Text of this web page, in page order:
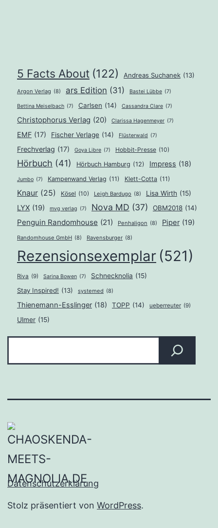
5 Facts About (122) Andreas Suchanek (13)
Argon Verlag (8) ars Edition (31) Bastei Lübbe (7)
Bettina Meiselbach (7) Carlsen (14) Cassandra Clare (7)
Christophorus Verlag (20) Clarissa Hagenmeyer (7)
EMF (17) Fischer Verlage (14) Flüsterwald (7)
Frechverlag (17) Goya Libre (7) Hobbit-Presse (10)
Hörbuch (41) Hörbuch Hamburg (12) Impress (18)
Jumbo (7) Kampenwand Verlag (11) Klett-Cotta (11)
Knaur (25) Kösel (10) Leigh Bardugo (8) Lisa Wirth (15)
LYX (19) mvg verlag (7) Nova MD (37) OBM2018 (14)
Penguin Randomhouse (21) Penhaligon (8) Piper (19)
Randomhouse GmbH (8) Ravensburger (8)
Rezensionsexemplar (521)
Riva (9) Sarina Bowen (7) Schnecknolia (15)
Stay Inspired! (13) systemed (8)
Thienemann-Esslinger (18) TOPP (14) ueberreuter (9)
Ulmer (15)
Datenschutzerklärung
Stolz präsentiert von WordPress.